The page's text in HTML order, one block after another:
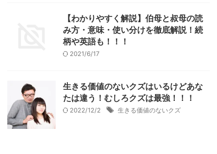
【わかりやすく解説】伯母と叔母の読
み方・意味・使い分けを徹底解説！続
柄や英語も！！！
2021/6/17
生きる価値のないクズはいるけどあな
たは違う！むしろクズは最強！！！
2022/12/2 生きる価値のないクズ